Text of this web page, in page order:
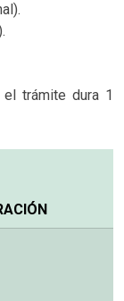
el trámite dura 1